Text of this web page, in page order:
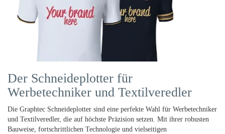
Der Schneideplotter für
Werbetechniker und Textilveredler
Die Graphtec Schneideplotter sind eine perfekte Wahl für Werbetechniker
und Textilveredler, die auf höchste Präzision setzen. Mit ihrer robusten
Bauweise, fortschrittlichen Technologie und vielseitigen